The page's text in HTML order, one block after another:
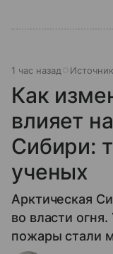
1 час назад
Как
влияет
Сибири:
ученых
Арктическая
во власти
пожары стали